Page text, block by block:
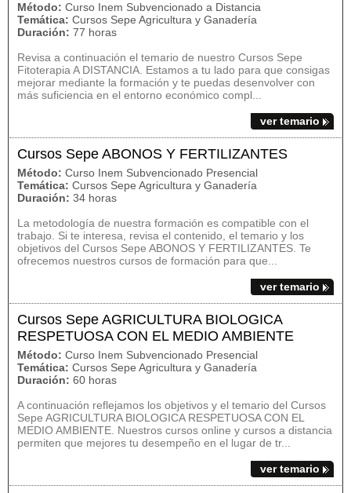
Método: Curso Inem Subvencionado a Distancia
Temática: Cursos Sepe Agricultura y Ganadería
Duración: 77 horas
Revisa a continuación el temario de nuestro Cursos Sepe
Fitoterapia A DISTANCIA. Estamos a tu lado para que consigas
mejorar mediante la formación y te puedas desenvolver con
más suficiencia en el entorno económico compl...
ver temario
Cursos Sepe ABONOS Y FERTILIZANTES
Método: Curso Inem Subvencionado Presencial
Temática: Cursos Sepe Agricultura y Ganadería
Duración: 34 horas
La metodología de nuestra formación es compatible con el
trabajo. Si te interesa, revisa el contenido, el temario y los
objetivos del Cursos Sepe ABONOS Y FERTILIZANTES. Te
ofrecemos nuestros cursos de formación para que...
ver temario
Cursos Sepe AGRICULTURA BIOLOGICA
RESPETUOSA CON EL MEDIO AMBIENTE
Método: Curso Inem Subvencionado Presencial
Temática: Cursos Sepe Agricultura y Ganadería
Duración: 60 horas
A continuación reflejamos los objetivos y el temario del Cursos
Sepe AGRICULTURA BIOLOGICA RESPETUOSA CON EL
MEDIO AMBIENTE. Nuestros cursos online y cursos a distancia
permiten que mejores tu desempeño en el lugar de tr...
ver temario